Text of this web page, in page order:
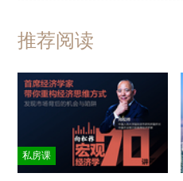
推荐阅读
私房课